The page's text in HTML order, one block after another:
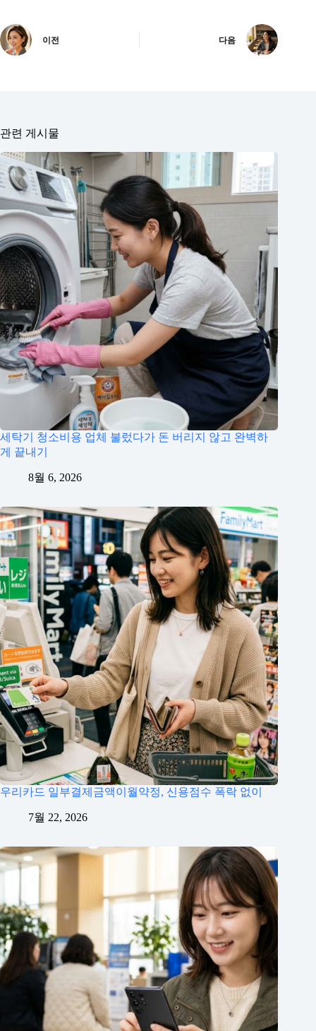
이전 다음
관련 게시물
세탁기 청소비용 업체 불렀다가 돈 버리지 않고 완벽하
게 끝내기
8월 6, 2026
우리카드 일부결제금액이월약정, 신용점수 폭락 없이
7월 22, 2026